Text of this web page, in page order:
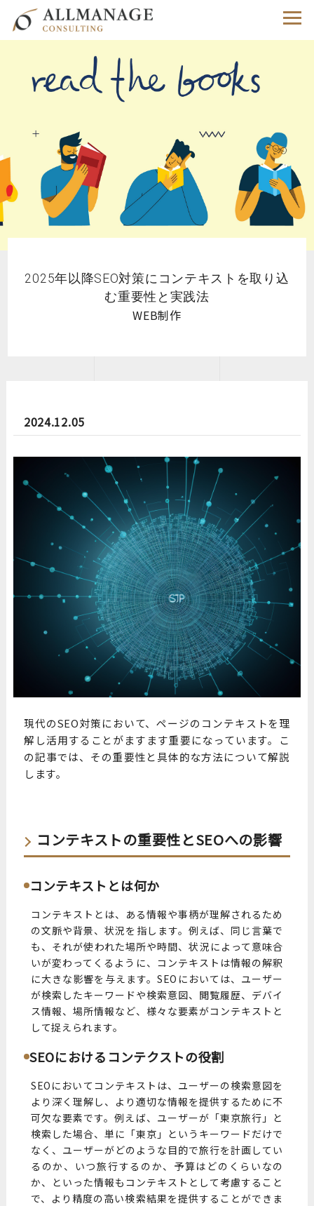
2025年以降SEO対策にコンテキストを取り込
む重要性と実践法
WEB制作
2024.12.05
現代のSEO対策において、ページのコンテキストを理
解し活用することがますます重要になっています。こ
の記事では、その重要性と具体的な方法について解説
します。
コンテキストの重要性とSEOへの影響
コンテキストとは何か
コンテキストとは、ある情報や事柄が理解されるため
の文脈や背景、状況を指します。例えば、同じ言葉で
も、それが使われた場所や時間、状況によって意味合
いが変わってくるように、コンテキストは情報の解釈
に大きな影響を与えます。SEOにおいては、ユーザー
が検索したキーワードや検索意図、閲覧履歴、デバイ
ス情報、場所情報など、様々な要素がコンテキストと
して捉えられます。
SEOにおけるコンテクストの役割
SEOにおいてコンテキストは、ユーザーの検索意図を
より深く理解し、より適切な情報を提供するために不
可欠な要素です。例えば、ユーザーが「東京旅行」と
検索した場合、単に「東京」というキーワードだけで
なく、ユーザーがどのような目的で旅行を計画してい
るのか、いつ旅行するのか、予算はどのくらいなの
か、といった情報もコンテキストとして考慮すること
で、より精度の高い検索結果を提供することができま